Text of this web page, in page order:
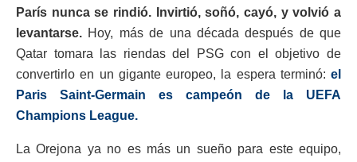
París nunca se rindió. Invirtió, soñó, cayó, y volvió a
levantarse. Hoy, más de una década después de que
Qatar tomara las riendas del PSG con el objetivo de
convertirlo en un gigante europeo, la espera terminó: el
Paris Saint-Germain es campeón de la UEFA
Champions League.
La Orejona ya no es más un sueño para este equipo,